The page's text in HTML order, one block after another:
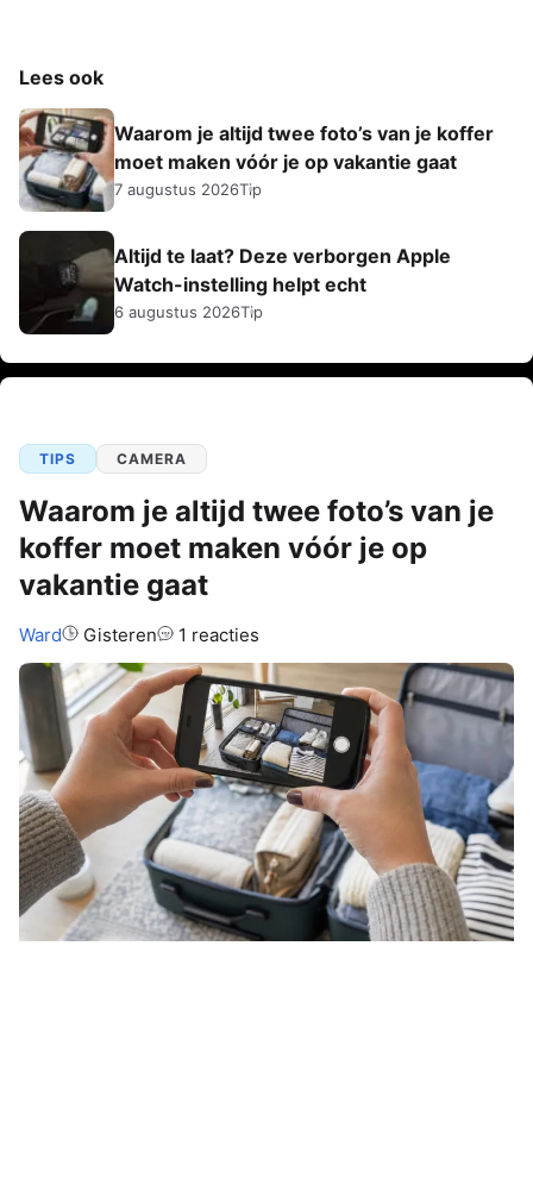
Lees ook
Waarom je altijd twee foto’s van je koffer
moet maken vóór je op vakantie gaat
7 augustus 2026Tip
Altijd te laat? Deze verborgen Apple
Watch-instelling helpt echt
6 augustus 2026Tip
TIPS CAMERA
Waarom je altijd twee foto’s van je
koffer moet maken vóór je op
vakantie gaat
Auteur:
Ward Gisteren 1 reacties